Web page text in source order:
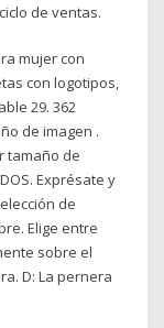
de ventas.
mujer con
con logotipos,
29. 362
de imagen .
tamaño de
Exprésate y
de
Elige entre
sobre el
D: La pernera